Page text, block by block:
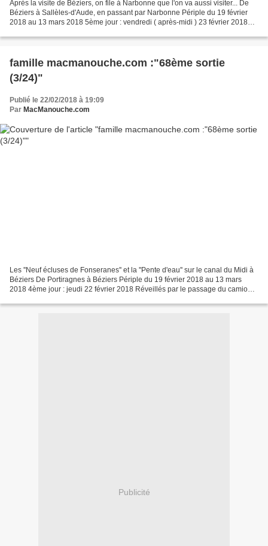
Après la visite de Béziers, on file à Narbonne que l'on va aussi visiter... De
Béziers à Sallèles-d'Aude, en passant par Narbonne Périple du 19 février
2018 au 13 mars 2018 5ème jour : vendredi ( après-midi ) 23 février 2018
famille macmanouche.com :"68ème sortie
(3/24)"
Publié le 22/02/2018 à 19:09
Par MacManouche.com
Les ''Neuf écluses de Fonseranes'' et la ''Pente d'eau'' sur le canal du Midi à
Béziers De Portiragnes à Béziers Périple du 19 février 2018 au 13 mars
2018 4ème jour : jeudi 22 février 2018 Réveillés par le passage du camion
Publicité